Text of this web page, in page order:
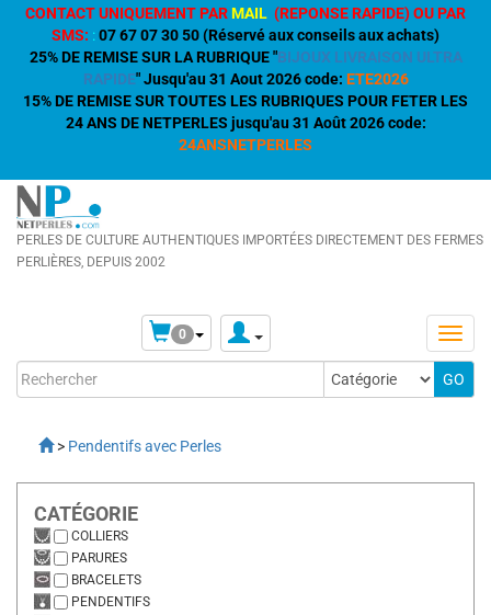
CONTACT UNIQUEMENT PARMAIL (REPONSE RAPIDE) OU PAR
SMS: :07 67 07 30 50 (Réservé aux conseils aux achats)
25% DE REMISE SUR LA RUBRIQUE "BIJOUX LIVRAISON ULTRA
RAPIDE" Jusqu'au 31 Aout 2026 code: ETE2026
15% DE REMISE SUR TOUTES LES RUBRIQUES POUR FETER LES
24 ANS DE NETPERLES jusqu'au 31 Août 2026 code:
24ANSNETPERLES
PERLES DE CULTURE AUTHENTIQUES IMPORTÉES DIRECTEMENT DES FERMES
PERLIÈRES, DEPUIS 2002
0
> Pendentifs avec Perles
CATÉGORIE
COLLIERS
PARURES
BRACELETS
PENDENTIFS